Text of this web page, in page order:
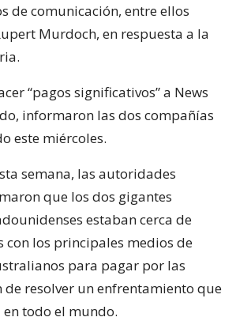
de comunicación, entre ellos
Murdoch, en respuesta a la
“pagos significativos” a News
informaron las dos compañías
este miércoles.
semana, las autoridades
que los dos gigantes
estaban cerca de
con los principales medios de
para pagar por las
de resolver un enfrentamiento que
en todo el mundo.